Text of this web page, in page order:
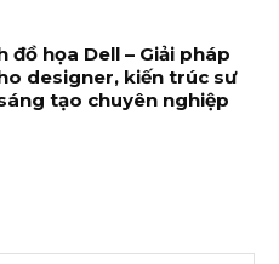
đồ họa Dell – Giải pháp
designer, kiến trúc sư
tạo chuyên nghiệp